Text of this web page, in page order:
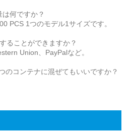
何ですか？
PCS 1つのモデル1サイズです。
ることができますか？
Union、PayPalなど。
のコンテナに混ぜてもいいですか？